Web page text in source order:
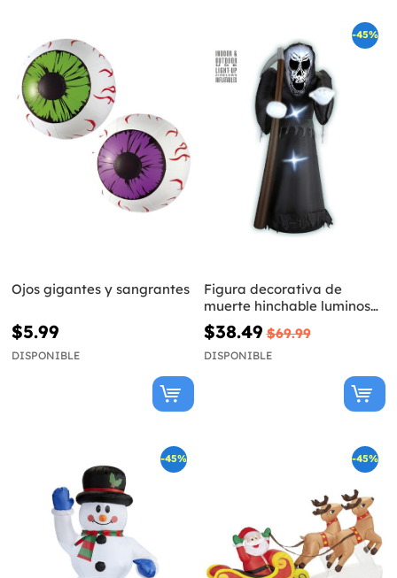
Ojos gigantes y sangrantes
$5.99
DISPONIBLE
-45%
Figura decorativa de
muerte hinchable luminosa
gigante
$38.49 $69.99
DISPONIBLE
-45% -45%